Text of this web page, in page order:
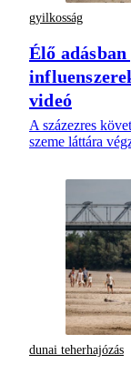
gyilkosság
Élő
videó
A százezres
szeme láttára
dunai teherhajózás